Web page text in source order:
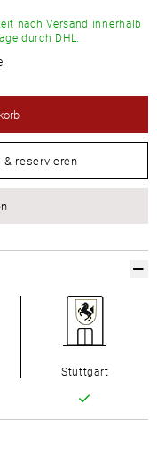
nach Versand innerhalb
durch DHL.
& reservieren
Stuttgart